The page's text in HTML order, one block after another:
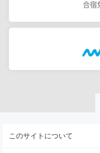
合宿
このサイトについて